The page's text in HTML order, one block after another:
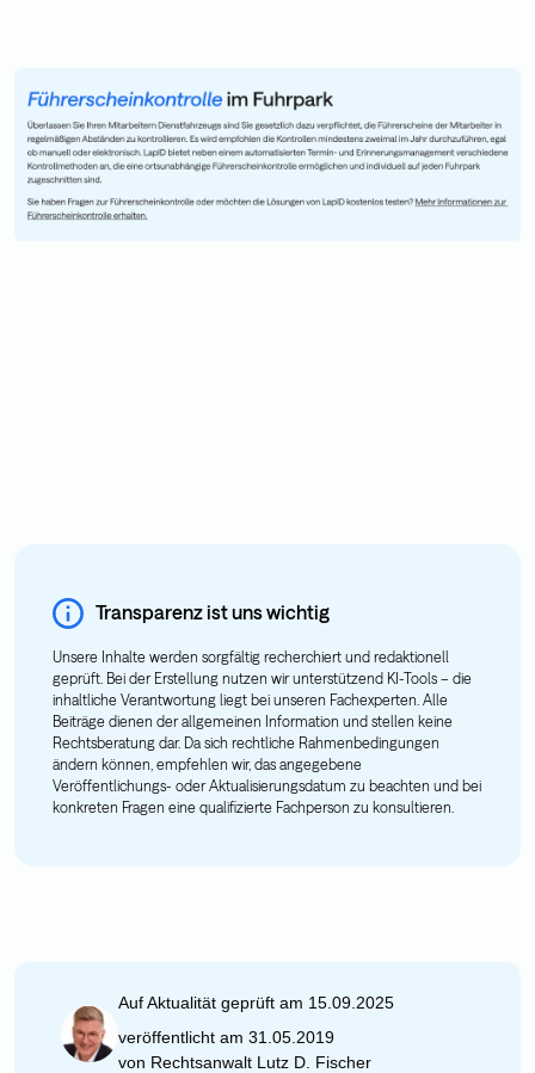
Transparenz ist uns wichtig
Unsere Inhalte werden sorgfältig recherchiert und redaktionell
geprüft. Bei der Erstellung nutzen wir unterstützend KI-Tools – die
inhaltliche Verantwortung liegt bei unseren Fachexperten. Alle
Beiträge dienen der allgemeinen Information und stellen keine
Rechtsberatung dar. Da sich rechtliche Rahmenbedingungen
ändern können, empfehlen wir, das angegebene
Veröffentlichungs- oder Aktualisierungsdatum zu beachten und bei
konkreten Fragen eine qualifizierte Fachperson zu konsultieren.
Auf Aktualität geprüft am 15.09.2025
veröffentlicht am 31.05.2019
von Rechtsanwalt Lutz D. Fischer